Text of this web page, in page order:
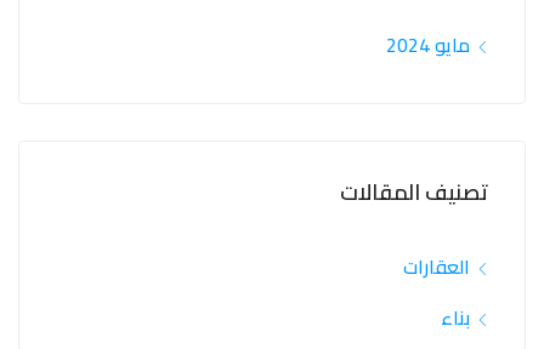
مايو 2024
تصنيف المقالات
العقارات
بناء